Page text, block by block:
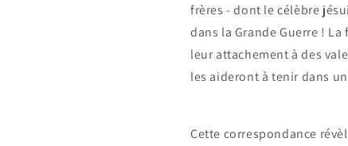
frères - dont le célèbre
dans la Grande Guerre !
leur attachement à des
les aideront à tenir dans
Cette correspondance